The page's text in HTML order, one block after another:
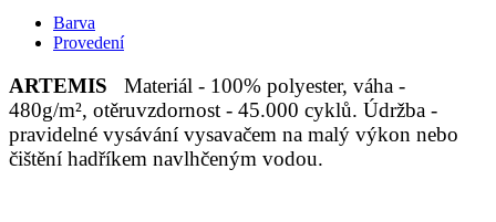
Barva
Provedení
ARTEMIS
Materiál - 100% polyester, váha -
480g/m², otěruvzdornost - 45.000 cyklů. Údržba -
pravidelné vysávání vysavačem na malý výkon nebo
čištění hadříkem navlhčeným vodou.